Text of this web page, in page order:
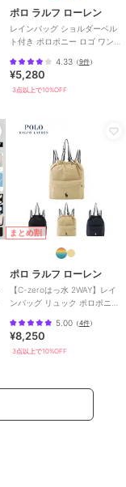
ポロ ラルフ ローレン
レインバッグ ショルダーベル
ト付き ポロポニー ロゴ ワンポ
4.33（9件）
¥5,280
3点以上で10%OFF
まとめ割
ポロ ラルフ ローレン
【C-zeroはっ水 2WAY】レイ
ンバッグ リュック ポロポニー
ス
5.00（4件）
¥8,250
3点以上で10%OFF